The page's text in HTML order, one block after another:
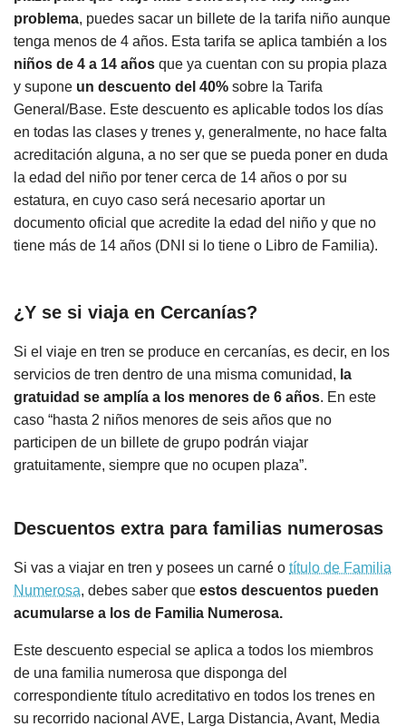
problema, puedes sacar un billete de la tarifa niño aunque
tenga menos de 4 años. Esta tarifa se aplica también a los
niños de 4 a 14 años que ya cuentan con su propia plaza
y supone un descuento del 40% sobre la Tarifa
General/Base. Este descuento es aplicable todos los días
en todas las clases y trenes y, generalmente, no hace falta
acreditación alguna, a no ser que se pueda poner en duda
la edad del niño por tener cerca de 14 años o por su
estatura, en cuyo caso será necesario aportar un
documento oficial que acredite la edad del niño y que no
tiene más de 14 años (DNI si lo tiene o Libro de Familia).
¿Y se si viaja en Cercanías?
Si el viaje en tren se produce en cercanías, es decir, en los
servicios de tren dentro de una misma comunidad, la
gratuidad se amplía a los menores de 6 años. En este
caso “hasta 2 niños menores de seis años que no
participen de un billete de grupo podrán viajar
gratuitamente, siempre que no ocupen plaza”.
Descuentos extra para familias numerosas
Si vas a viajar en tren y posees un carné o título de Familia
Numerosa, debes saber que estos descuentos pueden
acumularse a los de Familia Numerosa.
Este descuento especial se aplica a todos los miembros
de una familia numerosa que disponga del
correspondiente título acreditativo en todos los trenes en
su recorrido nacional AVE, Larga Distancia, Avant, Media